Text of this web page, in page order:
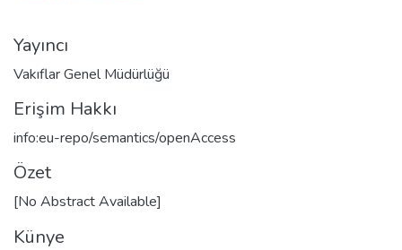
Yayıncı
Vakıflar Genel Müdürlüğü
Erişim Hakkı
info:eu-repo/semantics/openAccess
Özet
[No Abstract Available]
Künye